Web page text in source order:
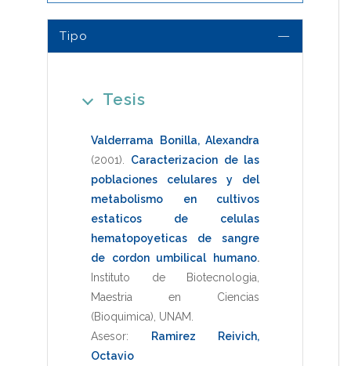
Tipo
Tesis
Valderrama Bonilla, Alexandra
(2001)
Caracterizacion de las
poblaciones celulares y del
metabolismo en cultivos
estaticos de celulas
hematopoyeticas de sangre
de cordon umbilical humano.
Instituto de Biotecnologia
Maestria en Ciencias
(Bioquimica) UNAM
Asesor: Ramirez Reivich,
Octavio